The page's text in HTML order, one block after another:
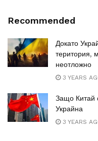
Recommended
Докато
територия,
неотложно
3 YEARS
Защо Китай
Украйна
3 YEARS